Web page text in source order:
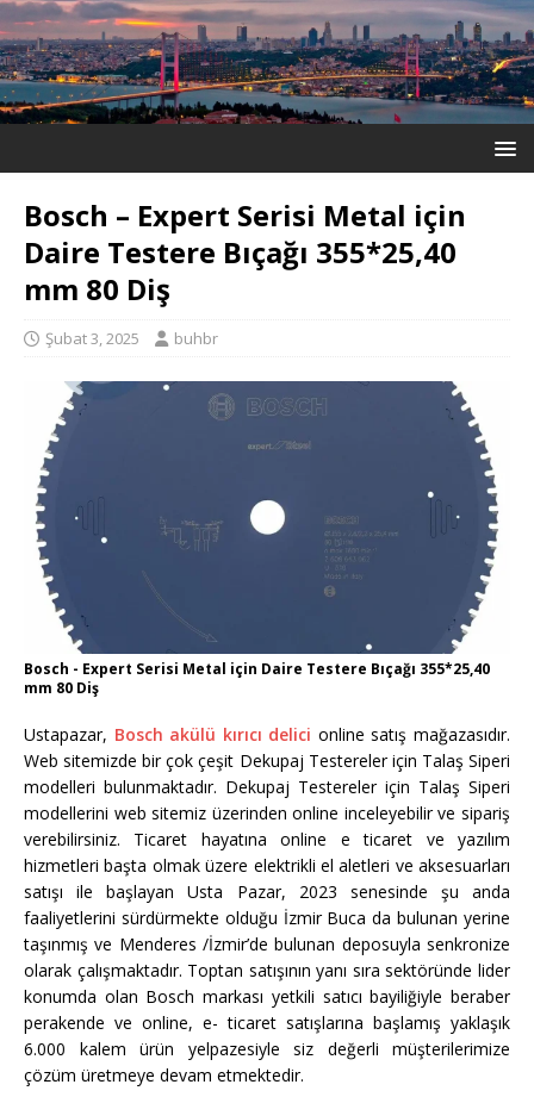
Bosch – Expert Serisi Metal için
Daire Testere Bıçağı 355*25,40
mm 80 Diş
Şubat 3, 2025 buhbr
Bosch - Expert Serisi Metal için Daire Testere Bıçağı 355*25,40
mm 80 Diş
Ustapazar, Bosch akülü kırıcı delici online satış mağazasıdır.
Web sitemizde bir çok çeşit Dekupaj Testereler için Talaş Siperi
modelleri bulunmaktadır. Dekupaj Testereler için Talaş Siperi
modellerini web sitemiz üzerinden online inceleyebilir ve sipariş
verebilirsiniz. Ticaret hayatına online e ticaret ve yazılım
hizmetleri başta olmak üzere elektrikli el aletleri ve aksesuarları
satışı ile başlayan Usta Pazar, 2023 senesinde şu anda
faaliyetlerini sürdürmekte olduğu İzmir Buca da bulunan yerine
taşınmış ve Menderes /İzmir’de bulunan deposuyla senkronize
olarak çalışmaktadır. Toptan satışının yanı sıra sektöründe lider
konumda olan Bosch markası yetkili satıcı bayiliğiyle beraber
perakende ve online, e- ticaret satışlarına başlamış yaklaşık
6.000 kalem ürün yelpazesiyle siz değerli müşterilerimize
çözüm üretmeye devam etmektedir.